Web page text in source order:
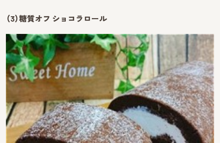
（3）糖質オフ ショコラロール